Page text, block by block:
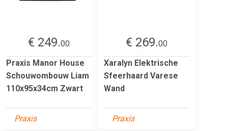
€ 249.00
Praxis Manor House
Schouwombouw Liam
110x95x34cm Zwart
Praxis
€ 269.00
Xaralyn Elektrische
Sfeerhaard Varese
Wand
Praxis